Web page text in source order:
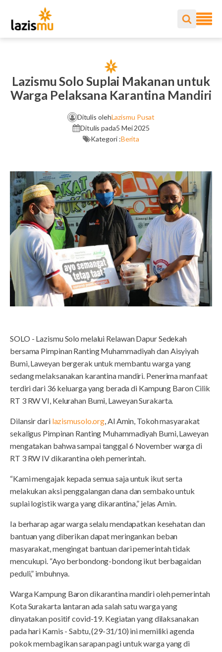
Lazismu Solo Suplai Makanan untuk
Warga Pelaksana Karantina Mandiri
Ditulis olehLazismu Pusat
Ditulis pada5 Mei 2025
Kategori :Berita
SOLO - Lazismu Solo melalui Relawan Dapur Sedekah
bersama Pimpinan Ranting Muhammadiyah dan Aisyiyah
Bumi, Laweyan bergerak untuk membantu warga yang
sedang melaksanakan karantina mandiri. Penerima manfaat
terdiri dari 36 keluarga yang berada di Kampung Baron Cilik
RT 3 RW VI, Kelurahan Bumi, Laweyan Surakarta.
Dilansir dari lazismusolo.org, Al Amin, Tokoh masyarakat
sekaligus Pimpinan Ranting Muhammadiyah Bumi, Laweyan
mengatakan bahwa sampai tanggal 6 November warga di
RT 3 RW IV dikarantina oleh pemerintah.
“Kami mengajak kepada semua saja untuk ikut serta
melakukan aksi penggalangan dana dan sembako untuk
suplai logistik warga yang dikarantina,” jelas Amin.
Ia berharap agar warga selalu mendapatkan kesehatan dan
bantuan yang diberikan dapat meringankan beban
masyarakat, mengingat bantuan dari pemerintah tidak
mencukupi. “Ayo berbondong-bondong ikut berbagaidan
peduli,” imbuhnya.
Warga Kampung Baron dikarantina mandiri oleh pemerintah
Kota Surakarta lantaran ada salah satu warga yang
dinyatakan positif covid-19. Kegiatan yang dilaksanakan
pada hari Kamis - Sabtu, (29-31/10) ini memiliki agenda
pokok membagikan sarapan pagi untuk warga yang di